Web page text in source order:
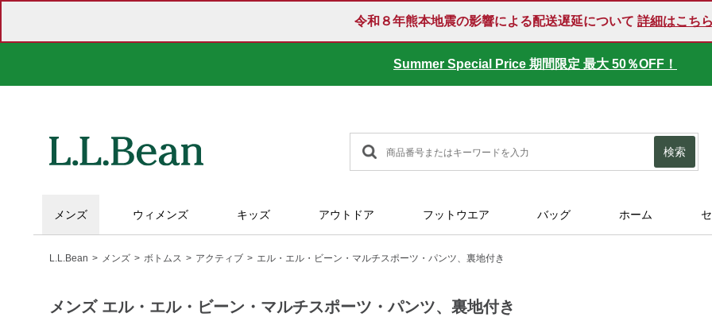
令和８年熊本地震の影響による配送遅延について 詳細はこちら
Summer Special Price 期間限定 最大 50％OFF！
検索
メンズ ウィメンズ キッズ アウトドア フットウエア バッグ ホーム
L.L.Bean メンズ ボトムス アクティブ エル・エル・ビーン・マルチスポーツ・パンツ、裏地付き
メンズ エル・エル・ビーン・マルチスポーツ・パンツ、裏地付き